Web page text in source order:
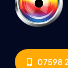
07598